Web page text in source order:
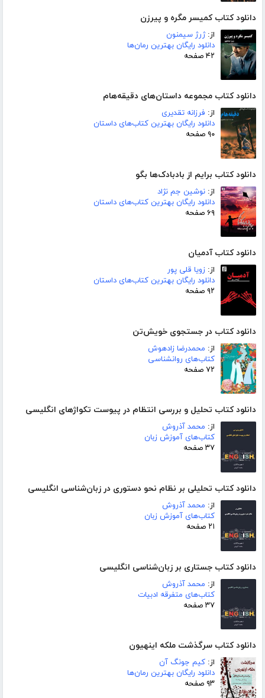
دانلود کتاب کمیسر مگره و پیرزن
از:ژرژ سیمنون
دانلود رایگان بهترین رمان‌ها
۴۲ صفحه
دانلود کتاب مجموعه داستان‌های دقیقه‌هام
از: فرزانه تقدیری
دانلود رایگان بهترین کتاب‌های داستان
۹۰ صفحه
دانلود کتاب برایم از بادبادک‌ها بگو
از: نوشین جم نژاد
دانلود رایگان بهترین کتاب‌های داستان
۶۹ صفحه
دانلود کتاب آدمیان
از: زویا قلی پور
دانلود رایگان بهترین کتاب‌های داستان
۹۲ صفحه
دانلود کتاب در جستجوی خویش‌تن
از: محمدرضا زادهوش
کتاب‌های روانشناسی
۷۲ صفحه
دانلود کتاب تحلیل و بررسی انتظام در پیوست تکواژهای انگلیسی
از: محمد آذروش
کتاب‌های آموزش زبان
۳۷ صفحه
دانلود کتاب تحلیلی بر نظام نحو دستوری در زبان‌شناسی انگلیسی
از: محمد آذروش
کتاب‌های آموزش زبان
۲۱ صفحه
دانلود کتاب جستاری بر زبان‌شناسی انگلیسی
از: محمد آذروش
کتاب‌های متفرقه ادبیات
۳۷ صفحه
دانلود کتاب سرگذشت ملکه اینهیون
از: کیم جونگ آن
دانلود رایگان بهترین رمان‌ها
۹۳ صفحه